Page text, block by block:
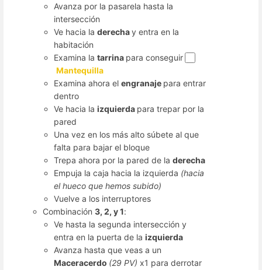
Avanza por la pasarela hasta la
intersección
Ve hacia laderechay entra en la
habitación
Examina latarrina para conseguir
Mantequilla
Examina ahora elengranaje para entrar
dentro
Ve hacia laizquierda para trepar por la
pared
Una vez en los más alto súbete al que
falta para bajar el bloque
Trepa ahora por la pared de laderecha
Empuja la caja hacia la izquierda (hacia
el hueco que hemos subido)
Vuelve a los interruptores
Combinación3, 2, y 1:
Ve hasta la segunda intersección y
entra en la puerta de laizquierda
Avanza hasta que veas a un
Maceracerdo (29 PV)x1 para derrotar